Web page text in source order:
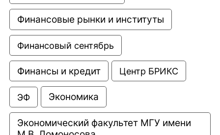
Финансовые рынки и институты
Финансовый сентябрь
Финансы и кредит Центр БРИКС
ЭФ Экономика
Экономический факультет МГУ имени